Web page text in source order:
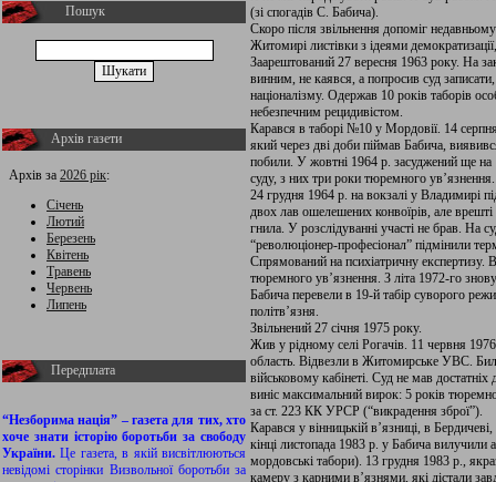
Пошук
Архів газети
Архів за 2026 рік:
Січень
Лютий
Березень
Квітень
Травень
Червень
Липень
Передплата
“Незборима нація” – газета для тих, хто
хоче знати історію боротьби за свободу
України.Це газета, в якій висвітлюються
невідомі сторінки Визвольної боротьби за
(зі спогадів С. Бабича).
Скоро після звільнення допоміг
Житомирі листівки з ідеями
Заарештований 27 вересня 1963 року. На
винним, не каявся, а попросив суд
націоналізму. Одержав 10 років таборів
небезпечним рецидивістом.
Карався в таборі №10 у Мордовії. 14
який через дві доби піймав Бабича,
побили. У жовтні 1964 р. засуджений ще
суду, з них три роки тюремного ув’язнення.
24 грудня 1964 р. на вокзалі у Владимирі
двох лав ошелешених конвоїрів, але
гнила. У розслідуванні участі не брав. На
“революціонер-професіонал” підмінили
Спрямований на психіатричну експертизу.
тюремного ув’язнення. З літа 1972-го
Бабича перевели в 19-й табір суворого
політв’язня.
Звільнений 27 січня 1975 року.
Жив у рідному селі Рогачів. 11 червня
область. Відвезли в Житомирське УВС.
військовому кабінеті. Суд не мав
виніс максимальний вирок: 5 років
за ст. 223 КК УРСР (“викрадення зброї”).
Карався у вінницькій в’язниці, в
кінці листопада 1983 р. у Бабича
мордовські табори). 13 грудня 1983 р.,
камеру з карними в’язнями, які дістали